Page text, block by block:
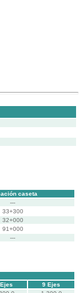
caseta
---
33+300
32+000
91+000
---
9 Ejes